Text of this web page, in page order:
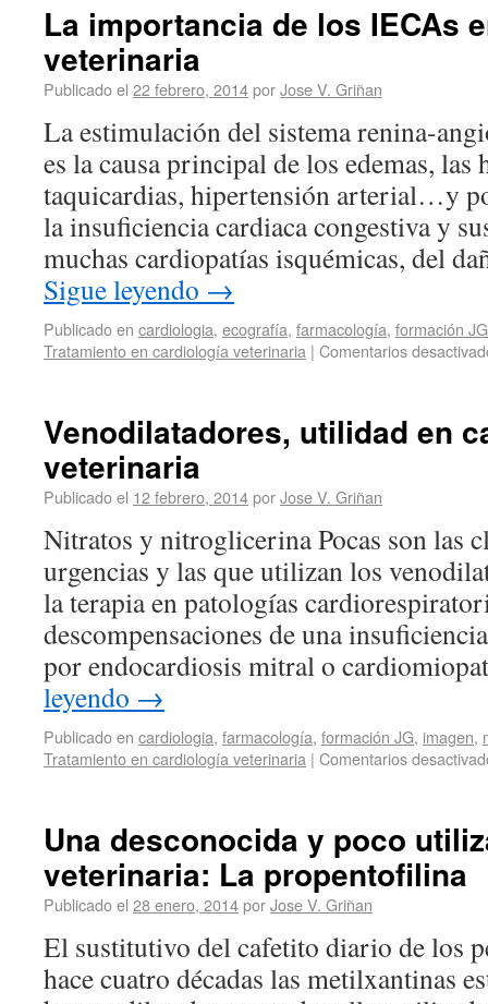
La importancia de los IECAs
veterinaria
Publicado el 22 febrero, 2014porJose V. Griñan
La estimulación del sistema renina-
es la causa principal de los edemas, las
taquicardias, hipertensión arterial…y
la insuficiencia cardiaca congestiva y
muchas cardiopatías isquémicas, del
Sigue leyendo →
Publicado en cardiologia, ecografía, farmacología, formación JG
Tratamiento en cardiología veterinaria | Comentarios
Venodilatadores, utilidad en
veterinaria
Publicado el 12 febrero, 2014porJose V. Griñan
Nitratos y nitroglicerina Pocas son las
urgencias y las que utilizan los
la terapia en patologías
descompensaciones de una
por endocardiosis mitral o
leyendo →
Publicado en cardiologia, farmacología, formación JG, imagen,
Tratamiento en cardiología veterinaria | Comentarios
Una desconocida y poco
veterinaria: La propentofilina
Publicado el 28 enero, 2014porJose V. Griñan
El sustitutivo del cafetito diario de los
hace cuatro décadas las metilxantinas